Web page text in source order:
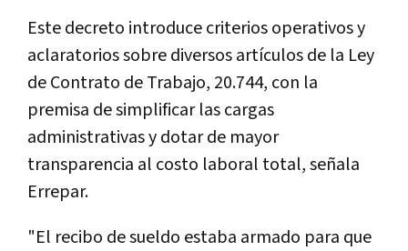
Este decreto introduce criterios operativos y
aclaratorios sobre diversos artículos de la Ley
de Contrato de Trabajo, 20.744, con la
premisa de simplificar las cargas
administrativas y dotar de mayor
transparencia al costo laboral total, señala
Errepar.
"El recibo de sueldo estaba armado para que